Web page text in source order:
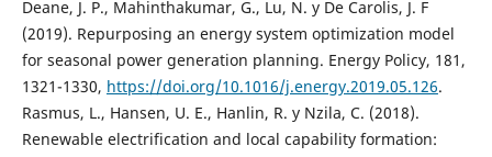
Deane, J. P., Mahinthakumar, G., Lu, N. y De Carolis, J. F
(2019). Repurposing an energy system optimization model
for seasonal power generation planning. Energy Policy, 181,
1321-1330, https://doi.org/10.1016/j.energy.2019.05.126.
Rasmus, L., Hansen, U. E., Hanlin, R. y Nzila, C. (2018).
Renewable electrification and local capability formation: